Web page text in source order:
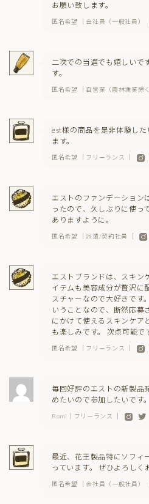
お願い致します。
匿名希望 ｜会社員（一般社員）
二次での当選でも嬉しいで
す。
匿名希望 ｜自営業（農林漁業除
est様の商品を是非体験し
ます。
匿名希望 ｜フリーランス ｜
エストのファンデーション
ったので、久しぶりに使っ
ありますように。
匿名希望 ｜派遣/契約社員 ｜
エストブランドは、スキン
イテムも美容成分が贅沢に
スチャーなので大好きです
いうことなので、断然応募
にかけて使えるスキンケア
も楽しみです。 次点可能で
匿名希望 ｜フリーランス ｜
毎回好評のエストの新製
めたいので参加したいです
Romi｜フリーランス ｜
最近、花王製品特にソフィ
っています。 ぜひよろしく
匿名希望 ｜会社員（一般社員）